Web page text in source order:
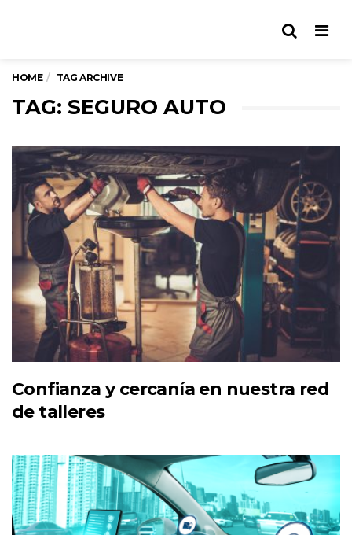
HOME TAG ARCHIVE
TAG: SEGURO AUTO
Confianza y cercanía en nuestra red
de talleres